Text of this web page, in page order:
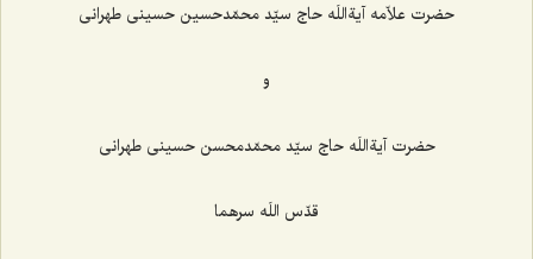
حضرت علاّمه آیةاللَه حاج سیّد محمّدحسین حسینی طهرانی
و
حضرت آیةاللَه حاج سیّد محمّدمحسن حسینی طهرانی
قدّس اللَه سرهما